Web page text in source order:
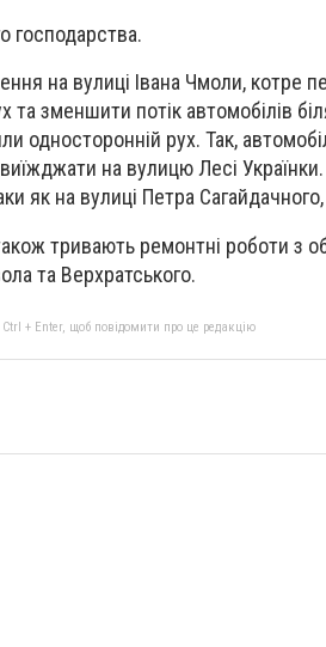
господарства.
на вулиці Івана Чмоли, котре
зменшити потік автомобілів
односторонній рух. Так,
на вулицю Лесі
як на вулиці Петра Сагайдачного,
тривають ремонтні роботи з
та Верхратського.
+ Enter, щоб повідомити про це редакцію